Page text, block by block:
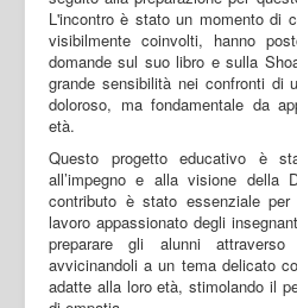
L'incontro è stato un momento di
visibilmente coinvolti, hanno
domande sul suo libro e sulla
grande sensibilità nei confronti di
doloroso, ma fondamentale da
età.
Questo progetto educativo è
all’impegno e alla visione della
contributo è stato essenziale per
lavoro appassionato degli
preparare gli alunni
avvicinandoli a un tema delicato
adatte alla loro età, stimolando il